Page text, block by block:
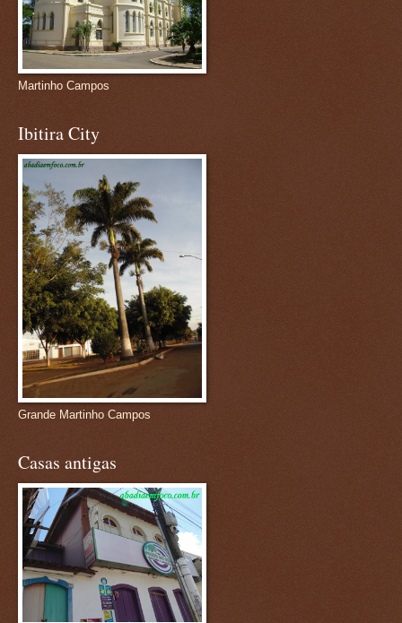
Martinho Campos
Ibitira City
Grande Martinho Campos
Casas antigas